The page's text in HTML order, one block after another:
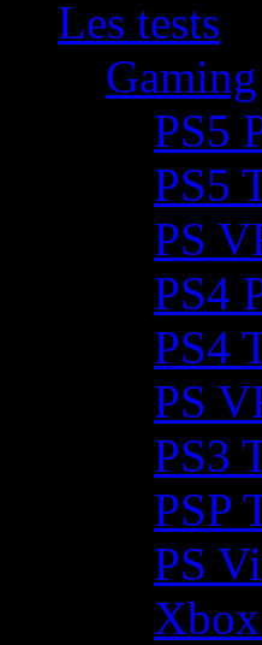
Les tests
Gaming
PS5
PS5
PS
PS4
PS4
PS
PS3
PSP
PS